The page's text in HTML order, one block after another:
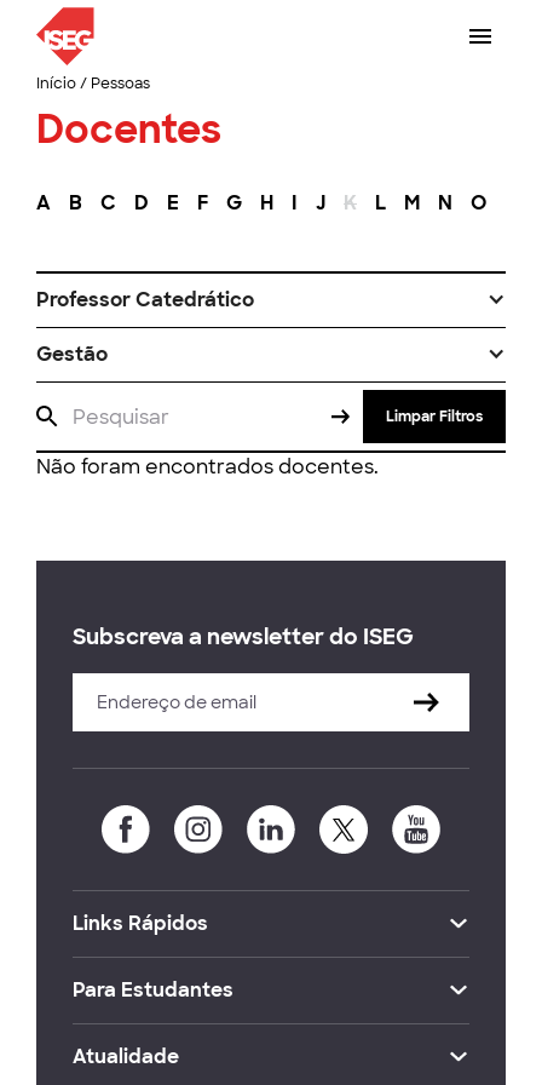
Início/ Pessoas
Docentes
A B C D E F G H I J K L M N O
Professor Catedrático
Gestão
Limpar Filtros
Não foram encontrados docentes.
Subscreva a newsletter do ISEG
Links Rápidos
Para Estudantes
Atualidade